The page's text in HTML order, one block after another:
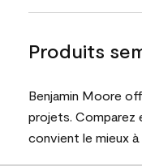
Produits
Benjamin Moore
projets. Comparez
convient le mieux